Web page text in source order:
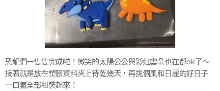
恐龍們一隻隻完成啦！微笑的太陽公公與彩虹雲朵也在都ok了～
接著就是放在塑膠資料夾上待乾幾天，再挑個風和日麗的好日子
一口氣全部組裝起來！